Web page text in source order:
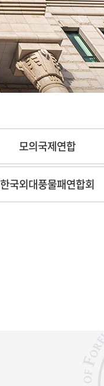
모의국제연합
한국외대풍물패연합회